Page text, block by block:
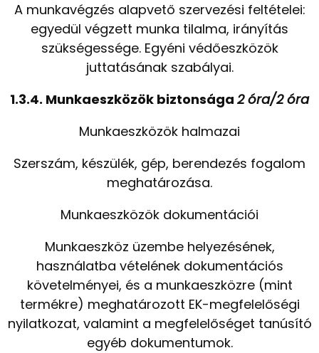
A munkavégzés alapvető szervezési feltételei:
egyedül végzett munka tilalma, irányítás
szükségessége. Egyéni védőeszközök
juttatásának szabályai.
1.3.4. Munkaeszközök biztonsága 2 óra/2 óra
Munkaeszközök halmazai
Szerszám, készülék, gép, berendezés fogalom
meghatározása.
Munkaeszközök dokumentációi
Munkaeszköz üzembe helyezésének,
használatba vételének dokumentációs
követelményei, és a munkaeszközre (mint
termékre) meghatározott EK-megfelelőségi
nyilatkozat, valamint a megfelelőséget tanúsító
egyéb dokumentumok.